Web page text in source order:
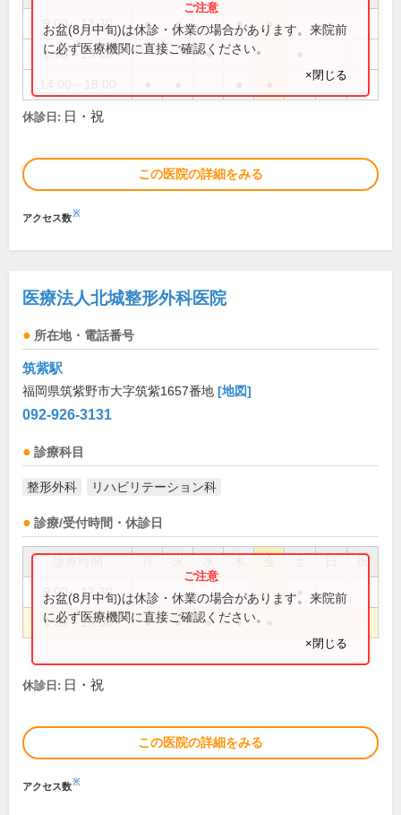
9:00～12:30 ● ● ● ●
9:00～13:00 ●
お盆(8月中旬)は休診・休業の場合があります。来院前
に必ず医療機関に直接ご確認ください。
×閉じる
休診日: 日・祝
この医院の詳細をみる
アクセス数※
医療法人北城整形外科医院
所在地・電話番号
筑紫駅
福岡県筑紫野市大字筑紫1657番地 [地図]
092-926-3131
診療科目
整形外科 リハビリテーション科
診療/受付時間・休診日
祝
9:00～12:30
9:00～18:00 ● ● ● ●
お盆(8月中旬)は休診・休業の場合があります。来院前
に必ず医療機関に直接ご確認ください。
×閉じる
休診日: 日・祝
この医院の詳細をみる
アクセス数※